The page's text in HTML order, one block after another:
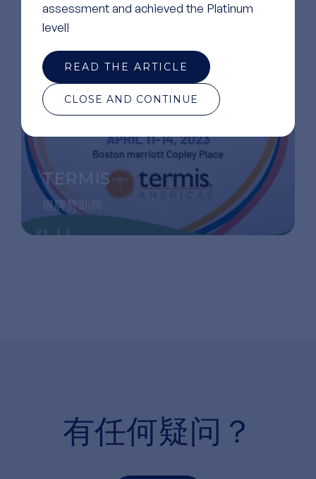
assessment and achieved the Platinum
level!
READ THE ARTICLE
CLOSE AND CONTINUE
TERMIS
银牌赞助商
有任何疑问？